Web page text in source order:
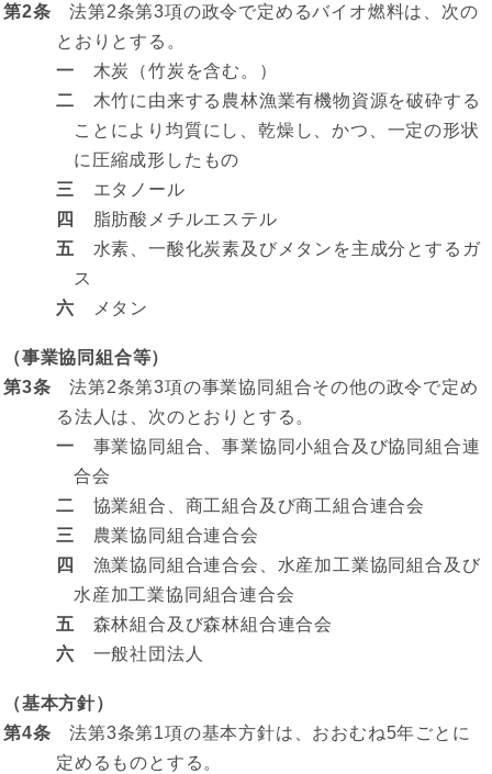
第2条 法第2条第3項の政令で定めるバイオ燃料は、次の
とおりとする。
一 木炭（竹炭を含む。）
二 木竹に由来する農林漁業有機物資源を破砕する
ことにより均質にし、乾燥し、かつ、一定の形状
に圧縮成形したもの
三
エタノール
四
脂肪酸メチルエステル
五 水素、一酸化炭素及びメタンを主成分とするガ
ス
六 メタン
（事業協同組合等）
第3条 法第2条第3項の事業協同組合その他の政令で定め
る法人は、次のとおりとする。
一 事業協同組合、事業協同小組合及び協同組合連
合会
二 協業組合、商工組合及び商工組合連合会
三
農業協同組合連合会
四
漁業協同組合連合会、水産加工業協同組合及び
水産加工業協同組合連合会
五 森林組合及び森林組合連合会
六 一般社団法人
（基本方針）
第4条 法第3条第1項の基本方針は、おおむね5年ごとに
定めるものとする。